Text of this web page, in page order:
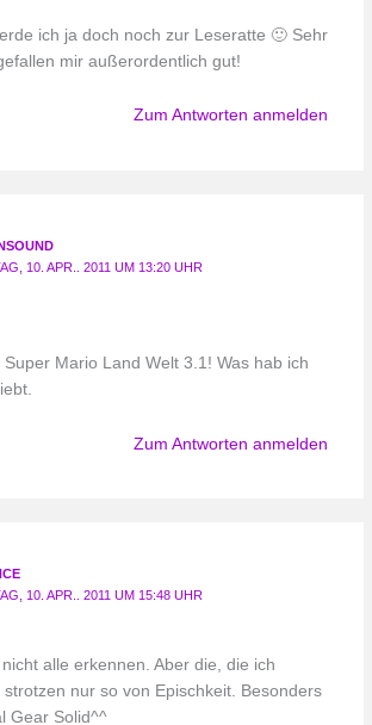
ich ja doch noch zur Leseratte 🙂 Sehr
mir außerordentlich gut!
Zum Antworten anmelden
10. APR.. 2011 UM 13:20 UHR
Mario Land Welt 3.1! Was hab ich
Zum Antworten anmelden
10. APR.. 2011 UM 15:48 UHR
nicht alle erkennen. Aber die, die ich
nur so von Epischkeit. Besonders
Gear Solid^^